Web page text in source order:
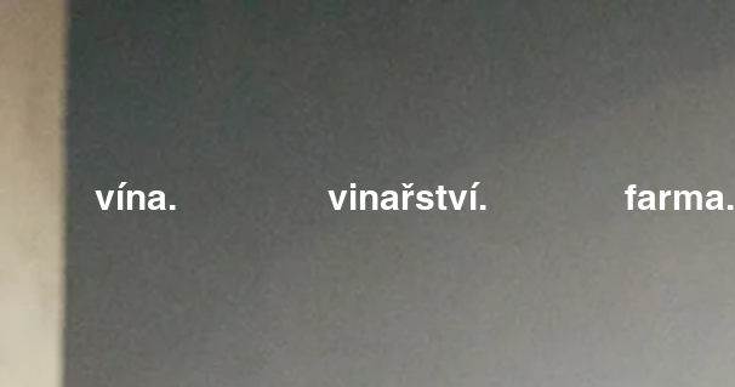
vína. vinařství. farma.